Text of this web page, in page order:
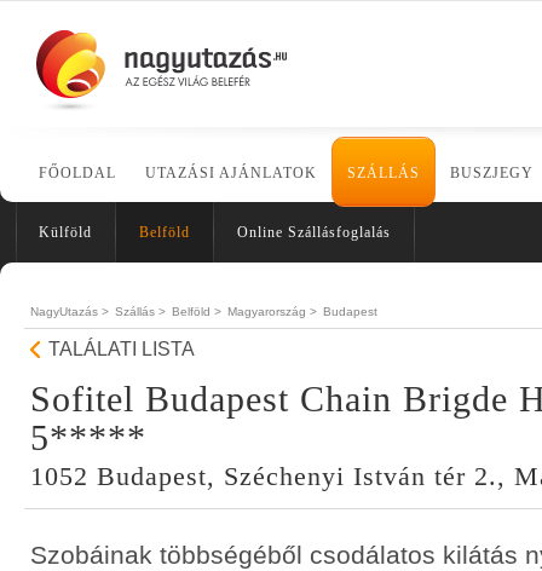
FŐOLDAL UTAZÁSI AJÁNLATOK SZÁLLÁS BUSZJEGY
Külföld Belföld Online Szállásfoglalás
NagyUtazás > Szállás > Belföld > Magyarország > Budapest
TALÁLATI LISTA
Sofitel Budapest Chain Brigde
5*****
1052 Budapest, Széchenyi István tér 2.,
Szobáinak többségéből csodálatos kilátás